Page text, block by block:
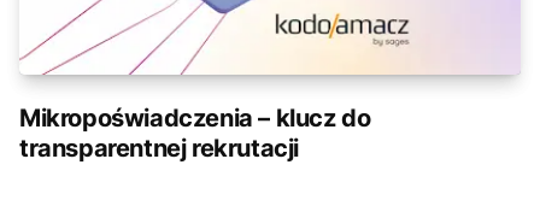
Mikropoświadczenia – klucz do
transparentnej rekrutacji